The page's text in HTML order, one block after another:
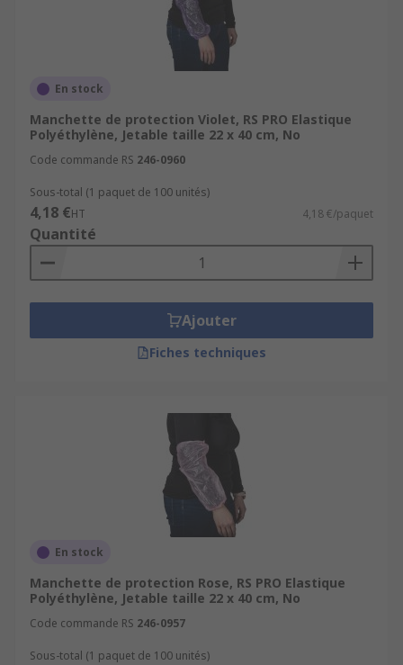
En stock
Manchette de protection Violet, RS PRO Elastique
Polyéthylène, Jetable taille 22 x 40 cm, No
Code commande RS 246-0960
Sous-total (1 paquet de 100 unités)
4,18 €HT 4,18 €/paquet
Quantité
Ajouter
Fiches techniques
En stock
Manchette de protection Rose, RS PRO Elastique
Polyéthylène, Jetable taille 22 x 40 cm, No
Code commande RS 246-0957
Sous-total (1 paquet de 100 unités)